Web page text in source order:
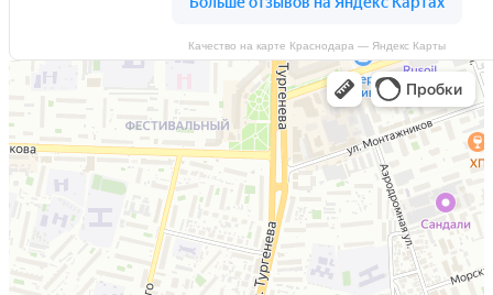
Качество на карте Краснодара — Яндекс Карты